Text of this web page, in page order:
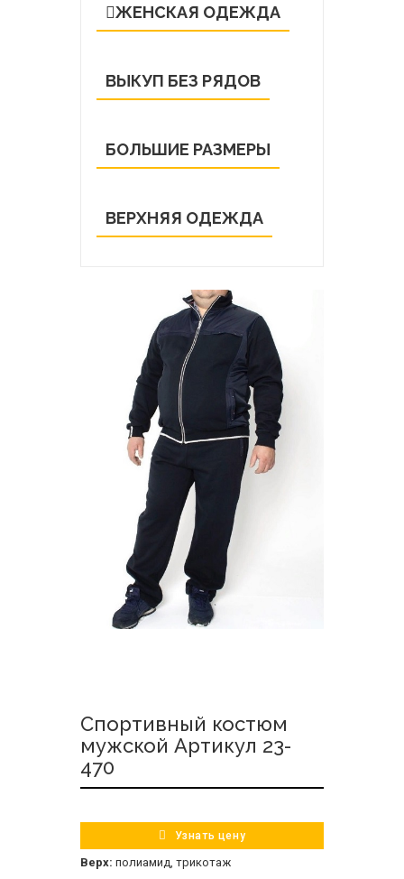
ЖЕНСКАЯ ОДЕЖДА
ВЫКУП БЕЗ РЯДОВ
БОЛЬШИЕ РАЗМЕРЫ
ВЕРХНЯЯ ОДЕЖДА
Спортивный костюм
мужской Артикул 23-
470
Узнать цену
Верх: полиамид, трикотаж